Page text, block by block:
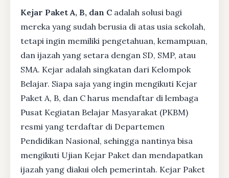
Kejar Paket A, B, dan C adalah solusi bagi
mereka yang sudah berusia di atas usia sekolah,
tetapi ingin memiliki pengetahuan, kemampuan,
dan ijazah yang setara dengan SD, SMP, atau
SMA. Kejar adalah singkatan dari Kelompok
Belajar. Siapa saja yang ingin mengikuti Kejar
Paket A, B, dan C harus mendaftar di lembaga
Pusat Kegiatan Belajar Masyarakat (PKBM)
resmi yang terdaftar di Departemen
Pendidikan Nasional, sehingga nantinya bisa
mengikuti Ujian Kejar Paket dan mendapatkan
ijazah yang diakui oleh pemerintah. Kejar Paket